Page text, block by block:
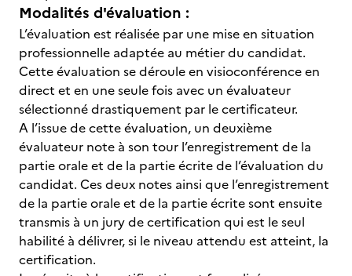
Modalités d'évaluation :
L’évaluation est réalisée par une mise en situation
professionnelle adaptée au métier du candidat.
Cette évaluation se déroule en visioconférence en
direct et en une seule fois avec un évaluateur
sélectionné drastiquement par le certificateur.
A l’issue de cette évaluation, un deuxième
évaluateur note à son tour l’enregistrement de la
partie orale et de la partie écrite de l’évaluation du
candidat. Ces deux notes ainsi que l’enregistrement
de la partie orale et de la partie écrite sont ensuite
transmis à un jury de certification qui est le seul
habilité à délivrer, si le niveau attendu est atteint, la
certification.